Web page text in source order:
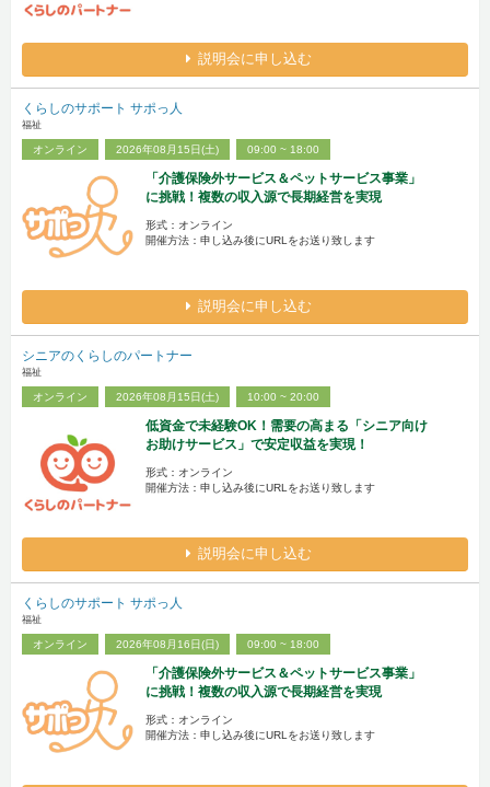
説明会に申し込む
くらしのサポート サポっ人
福祉
オンライン 2026年08月15日(土) 09:00 ~ 18:00
「介護保険外サービス＆ペットサービス事業」
に挑戦！複数の収入源で長期経営を実現
形式：オンライン
開催方法：申し込み後にURLをお送り致します
説明会に申し込む
シニアのくらしのパートナー
福祉
オンライン 2026年08月15日(土) 10:00 ~ 20:00
低資金で未経験OK！需要の高まる「シニア向け
お助けサービス」で安定収益を実現！
形式：オンライン
開催方法：申し込み後にURLをお送り致します
説明会に申し込む
くらしのサポート サポっ人
福祉
オンライン 2026年08月16日(日) 09:00 ~ 18:00
「介護保険外サービス＆ペットサービス事業」
に挑戦！複数の収入源で長期経営を実現
形式：オンライン
開催方法：申し込み後にURLをお送り致します